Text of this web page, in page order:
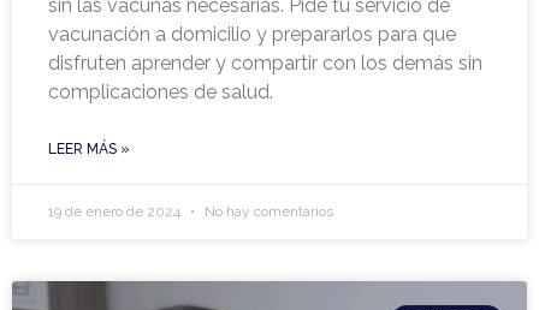
sin las vacunas necesarias. Pide tu servicio de
vacunación a domicilio y prepararlos para que
disfruten aprender y compartir con los demás sin
complicaciones de salud.
LEER MÁS »
19 de enero de 2024 No hay comentarios